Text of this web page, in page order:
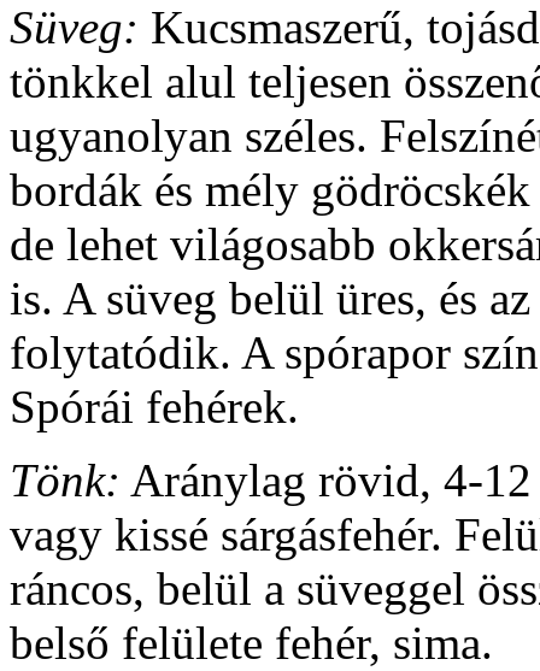
Süveg: Kucsmaszerű,
tönkkel alul teljesen
ugyanolyan széles.
bordák és mély
de lehet világosabb
is. A süveg belül üres, és
folytatódik. A spórapor
Spórái fehérek.
Tönk: Aránylag rövid, 4-12
vagy kissé sárgásfehér.
ráncos, belül a süveggel
belső felülete fehér, sima.